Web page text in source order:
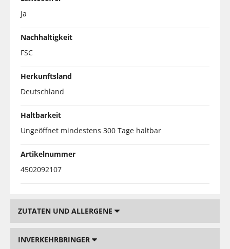
Ja
Nachhaltigkeit
FSC
Herkunftsland
Deutschland
Haltbarkeit
Ungeöffnet mindestens 300 Tage haltbar
Artikelnummer
4502092107
ZUTATEN UND ALLERGENE
INVERKEHRBRINGER